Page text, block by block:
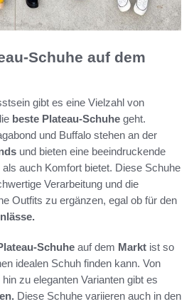
Schuhe auf dem
gibt es eine Vielzahl von
beste Plateau-Schuhe geht.
und Buffalo stehen an der
und bieten eine beeindruckende
auch Komfort bietet. Diese Schuhe
Verarbeitung und die
Outfits zu ergänzen, egal ob für den
Schuhe auf dem Markt ist so
idealen Schuh finden kann. Von
zu eleganten Varianten gibt es
Diese Schuhe variieren auch in den